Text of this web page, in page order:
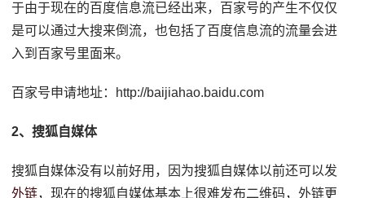
于由于现在的百度信息流已经出来，百家号的产生不仅仅
是可以通过大搜来倒流，也包括了百度信息流的流量会进
入到百家号里面来。
百家号申请地址：http://baijiahao.baidu.com
2、搜狐自媒体
搜狐自媒体没有以前好用，因为搜狐自媒体以前还可以发
外链，现在的搜狐自媒体基本上很难发布二维码，外链更